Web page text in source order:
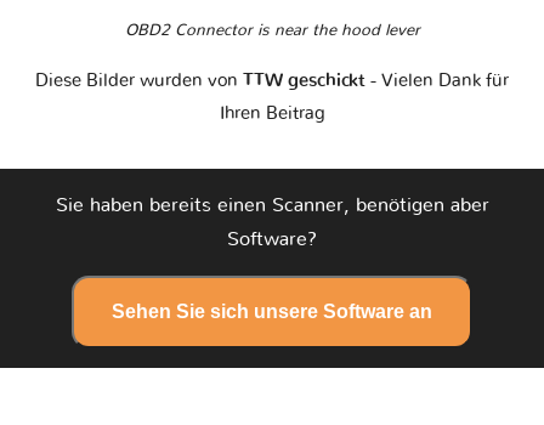
OBD2 Connector is near the hood lever
Diese Bilder wurden von TTW geschickt - Vielen Dank für
Ihren Beitrag
Sie haben bereits einen Scanner, benötigen aber
Software?
Sehen Sie sich unsere Software an